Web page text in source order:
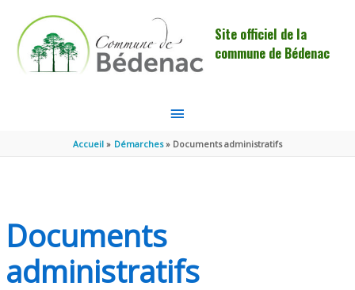
Site officiel de la
commune de Bédenac
MENU
PRINCIPAL
Accueil Démarches Documents administratifs
Documents
administratifs